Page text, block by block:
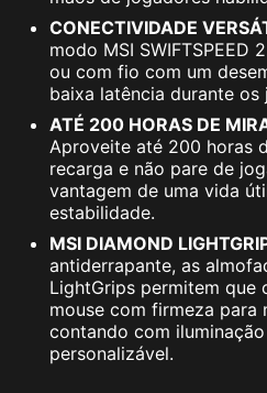
CONECTIVIDADE
modo MSI SWIFTSPEED
ou com fio com um
baixa latência durante os
ATÉ 200 HORAS DE
Aproveite até 200 horas
recarga e não pare de
vantagem de uma vida
estabilidade.
MSI DIAMOND
antiderrapante, as
LightGrips permitem que
mouse com firmeza para
contando com
personalizável.